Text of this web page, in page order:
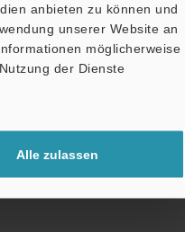
anbieten zu können und
unserer Website an
möglicherweise
der Dienste
Alle zulassen